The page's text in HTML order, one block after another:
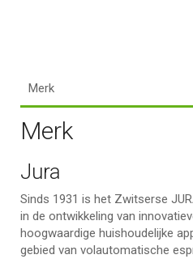
Merk
Merk
Jura
Sinds 1931 is het Zwitserse
in de ontwikkeling van
hoogwaardige huishoudelijke
gebied van volautomatische